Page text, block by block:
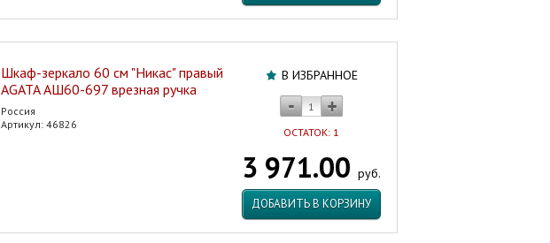
В ИЗБРАННОЕ
ОСТАТОК: 1
3 971.00 руб.
ДОБАВИТЬ В КОРЗИНУ
Шкаф-зеркало 60 см "Никас" правый
AGATA АШ60-697 врезная ручка
Россия
Артикул: 46826